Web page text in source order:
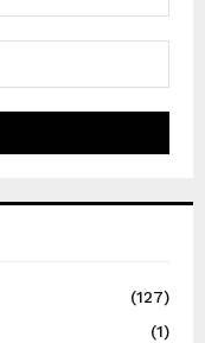
(127)
(1)